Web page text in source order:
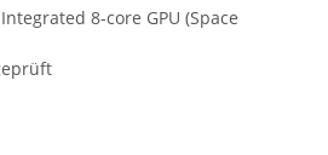
8-core GPU (Space